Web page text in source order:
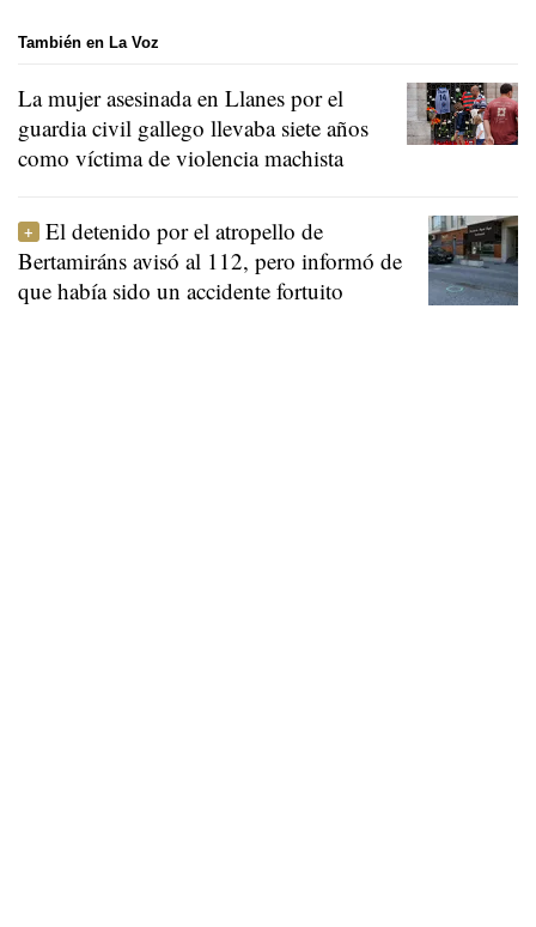
También en La Voz
La mujer asesinada en Llanes por el
guardia civil gallego llevaba siete años
como víctima de violencia machista
El detenido por el atropello de
Bertamiráns avisó al 112, pero informó de
que había sido un accidente fortuito